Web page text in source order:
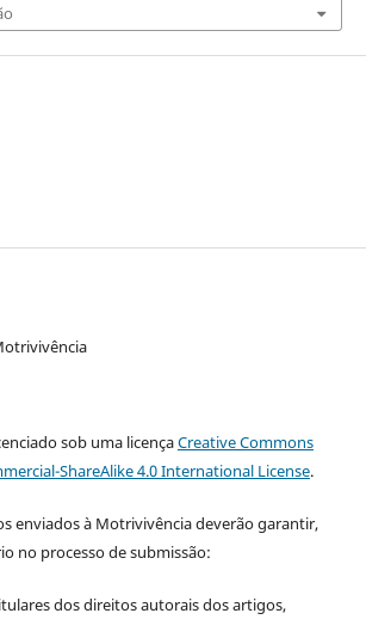
sob uma licençaCreative Commons
ShareAlike 4.0 International License.
enviados à Motrivivência deverão garantir,
no processo de submissão:
dos direitos autorais dos artigos,